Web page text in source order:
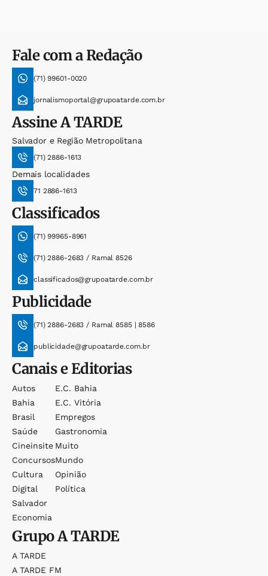
Fale com a Redação
(71) 99601-0020
jornalismoportal@grupoatarde.com.br
AssineA TARDE
Salvador e Região Metropolitana
(71) 2886-1613
Demais localidades
71 2886-1613
Classificados
(71) 99965-8961
(71) 2886-2683 / Ramal 8526
classificados@grupoatarde.com.br
Publicidade
(71) 2886-2683 / Ramal 8585 | 8586
publicidade@grupoatarde.com.br
Canais e Editorias
Autos
Bahia
Brasil
Saúde
Cineinsite
Concursos
Cultura
Digital
Salvador
Economia
E.c. Bahia
E.c. Vitória
Empregos
Gastronomia
Muito
Mundo
Opinião
Política
GrupoA TARDE
A TARDE
A TARDE FM